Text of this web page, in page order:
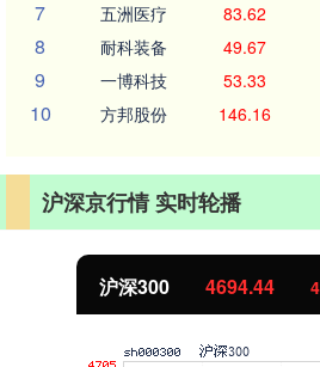
7 五洲医疗 83.62
8 耐科装备 49.67
9 一博科技 53.33
10 方邦股份 146.16
沪深京行情 实时轮播
4694.44 43.13 0.93%